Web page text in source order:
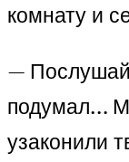
комнату и
—
подумал…
узаконили